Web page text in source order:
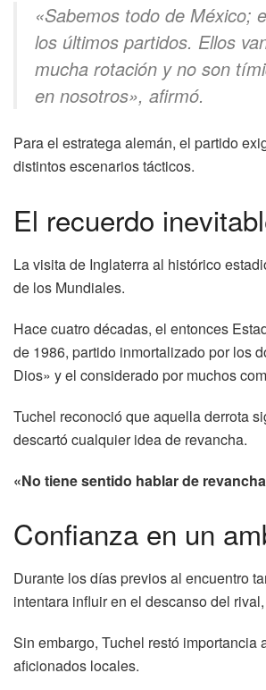
«Sabemos todo de México;
los últimos partidos. Ellos
mucha rotación y no son
en nosotros», afirmó.
Para el estratega alemán, el partido
distintos escenarios tácticos.
El recuerdo
La visita de Inglaterra al histórico
de los Mundiales.
Hace cuatro décadas, el entonces
de 1986, partido inmortalizado por los
Dios» y el considerado por muchos
Tuchel reconoció que aquella derrota
descartó cualquier idea de revancha.
«No tiene sentido hablar de
Confianza en un
Durante los días previos al encuentro
intentara influir en el descanso del
Sin embargo, Tuchel restó
aficionados locales.